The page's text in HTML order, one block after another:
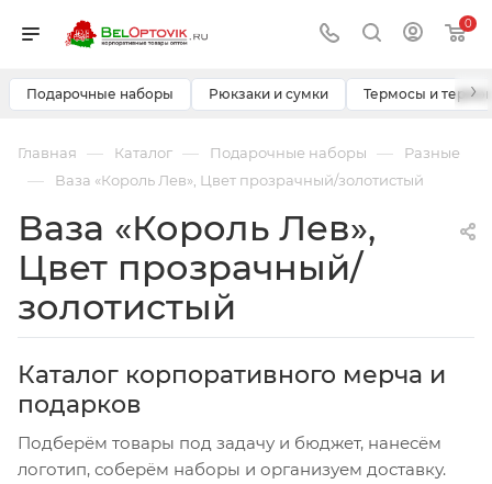
0
Подарочные наборы Рюкзаки и сумки Термосы и ›
Главная — Каталог — Подарочные наборы — Разные
— Ваза «Король Лев», Цвет прозрачный/золотистый
Ваза «Король Лев»,
Цвет прозрачный/
золотистый
Каталог корпоративного мерча и
подарков
Подберём товары под задачу и бюджет, нанесём
логотип, соберём наборы и организуем доставку.